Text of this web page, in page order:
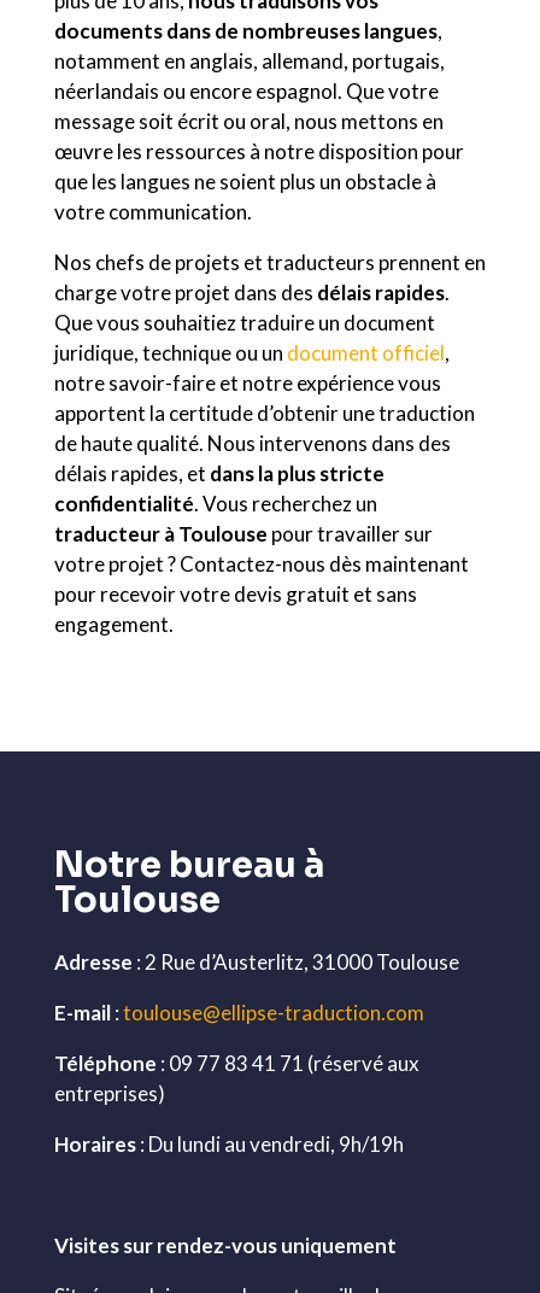
documents dans de nombreuses langues,
notamment en anglais, allemand, portugais,
néerlandais ou encore espagnol. Que votre
message soit écrit ou oral, nous mettons en
œuvre les ressources à notre disposition pour
que les langues ne soient plus un obstacle à
votre communication.
Nos chefs de projets et traducteurs prennent en
charge votre projet dans des délais rapides.
Que vous souhaitiez traduire un document
juridique, technique ou un document officiel,
notre savoir-faire et notre expérience vous
apportent la certitude d’obtenir une traduction
de haute qualité. Nous intervenons dans des
délais rapides, et dans la plus stricte
confidentialité. Vous recherchez un
traducteur à Toulouse pour travailler sur
votre projet ? Contactez-nous dès maintenant
pour recevoir votre devis gratuit et sans
engagement.
Notre bureau à
Toulouse
Adresse : 2 Rue d’Austerlitz, 31000 Toulouse
E-mail:toulouse@ellipse-traduction.com
Téléphone : 09 77 83 41 71 (réservé aux
entreprises)
Horaires: Du lundi au vendredi, 9h/19h
Visites sur rendez-vous uniquement